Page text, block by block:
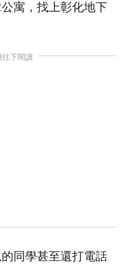
寓，找上彰化地下
往下閱讀
同學甚至還打電話